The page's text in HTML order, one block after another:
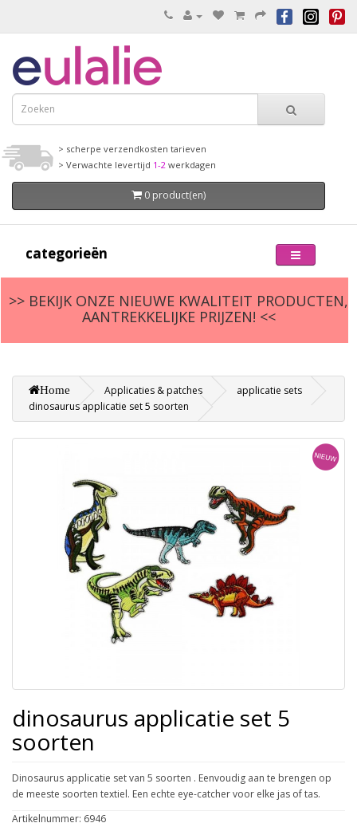
> scherpe verzendkosten tarieven
> Verwachte levertijd 1-2 werkdagen
0 product(en)
categorieën
>> BEKIJK ONZE NIEUWE KWALITEIT PRODUCTEN,
AANTREKKELIJKE PRIJZEN! <<
Home Applicaties & patches
applicatie sets
dinosaurus applicatie set 5 soorten
dinosaurus applicatie set 5
soorten
Dinosaurus applicatie set van 5 soorten . Eenvoudig aan te brengen op
de meeste soorten textiel. Een echte eye-catcher voor elke jas of tas.
Artikelnummer: 6946